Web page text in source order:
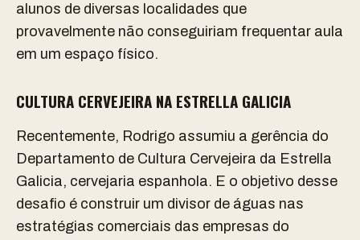
alunos de diversas localidades que
provavelmente não conseguiriam frequentar aula
em um espaço físico.
CULTURA CERVEJEIRA NA ESTRELLA GALICIA
Recentemente, Rodrigo assumiu a gerência do
Departamento de Cultura Cervejeira da Estrella
Galicia, cervejaria espanhola. E o objetivo desse
desafio é construir um divisor de águas nas
estratégias comerciais das empresas do